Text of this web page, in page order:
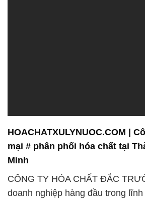
HOACHATXULYNUOC.COM |
mại # phân phối hóa chất tại
Minh
CÔNG TY HÓA CHẤT ĐẮC
doanh nghiệp hàng đầu trong